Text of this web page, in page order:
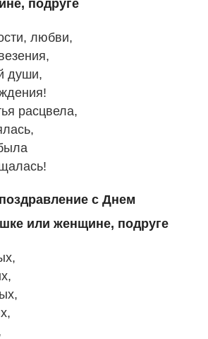
подруге
любви,
души,
расцвела,
с Днем
или женщине, подруге